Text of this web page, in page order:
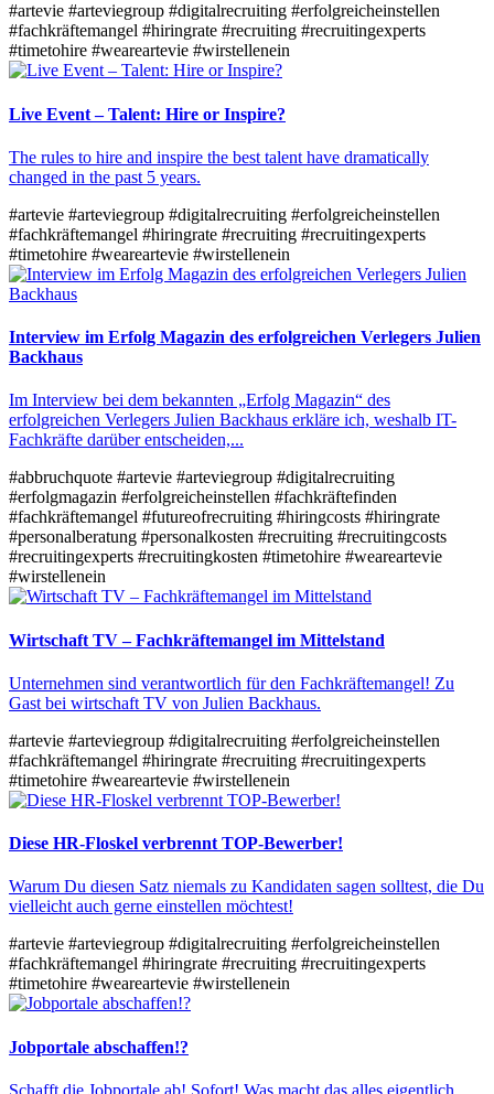
#artevie #arteviegroup #digitalrecruiting #erfolgreicheinstellen
#fachkräftemangel #hiringrate #recruiting #recruitingexperts
#timetohire #weareartevie #wirstellenein
Live Event – Talent: Hire or Inspire?
The rules to hire and inspire the best talent have dramatically
changed in the past 5 years.
#artevie #arteviegroup #digitalrecruiting #erfolgreicheinstellen
#fachkräftemangel #hiringrate #recruiting #recruitingexperts
#timetohire #weareartevie #wirstellenein
Interview im Erfolg Magazin des erfolgreichen Verlegers Julien
Backhaus
Im Interview bei dem bekannten „Erfolg Magazin“ des
erfolgreichen Verlegers Julien Backhaus erkläre ich, weshalb IT-
Fachkräfte darüber entscheiden,...
#abbruchquote #artevie #arteviegroup #digitalrecruiting
#erfolgmagazin #erfolgreicheinstellen #fachkräftefinden
#fachkräftemangel #futureofrecruiting #hiringcosts #hiringrate
#personalberatung #personalkosten #recruiting #recruitingcosts
#recruitingexperts #recruitingkosten #timetohire #weareartevie
#wirstellenein
Wirtschaft TV – Fachkräftemangel im Mittelstand
Unternehmen sind verantwortlich für den Fachkräftemangel! Zu
Gast bei wirtschaft TV von Julien Backhaus.
#artevie #arteviegroup #digitalrecruiting #erfolgreicheinstellen
#fachkräftemangel #hiringrate #recruiting #recruitingexperts
#timetohire #weareartevie #wirstellenein
Diese HR-Floskel verbrennt TOP-Bewerber!
Warum Du diesen Satz niemals zu Kandidaten sagen solltest, die Du
vielleicht auch gerne einstellen möchtest!
#artevie #arteviegroup #digitalrecruiting #erfolgreicheinstellen
#fachkräftemangel #hiringrate #recruiting #recruitingexperts
#timetohire #weareartevie #wirstellenein
Jobportale abschaffen!?
Schafft die Jobportale ab! Sofort! Was macht das alles eigentlich